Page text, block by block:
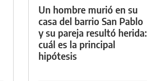
Un hombre murió en su
casa del barrio San Pablo
y su pareja resultó herida:
cuál es la principal
hipótesis